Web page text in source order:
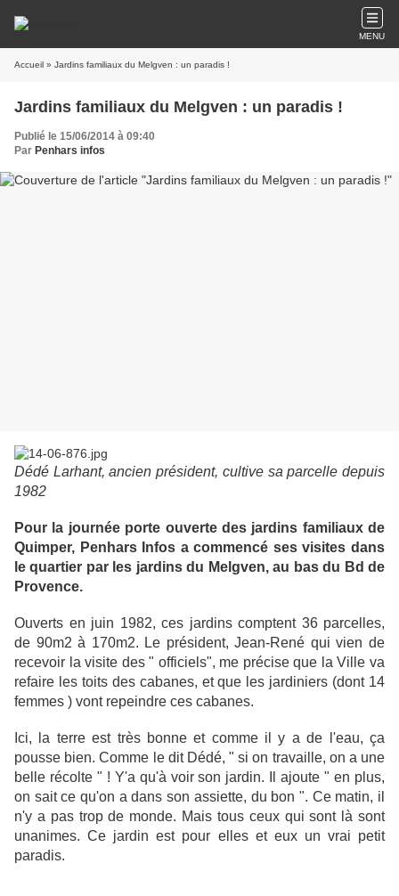
MENU
Accueil » Jardins familiaux du Melgven : un paradis !
Jardins familiaux du Melgven : un paradis !
Publié le 15/06/2014 à 09:40
Par Penhars infos
Dédé Larhant, ancien président, cultive sa parcelle depuis
1982
Pour la journée porte ouverte des jardins familiaux de
Quimper, Penhars Infos a commencé ses visites dans
le quartier par les jardins du Melgven, au bas du Bd de
Provence.
Ouverts en juin 1982, ces jardins comptent 36 parcelles,
de 90m2 à 170m2. Le président, Jean-René qui vien de
recevoir la visite des " officiels", me précise que la Ville va
refaire les toits des cabanes, et que les jardiniers (dont 14
femmes ) vont repeindre ces cabanes.
Ici, la terre est très bonne et comme il y a de l'eau, ça
pousse bien. Comme le dit Dédé, " si on travaille, on a une
belle récolte " ! Y'a qu'à voir son jardin. Il ajoute " en plus,
on sait ce qu'on a dans son assiette, du bon ". Ce matin, il
n'y a pas trop de monde. Mais tous ceux qui sont là sont
unanimes. Ce jardin est pour elles et eux un vrai petit
paradis.